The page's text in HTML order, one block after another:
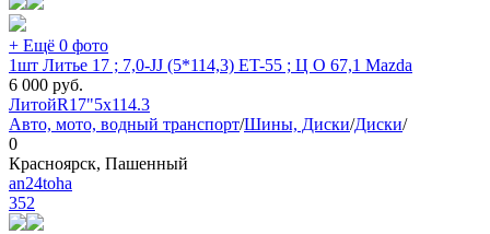
+ Ещё 0 фото
1шт Литье 17 ; 7,0-JJ (5*114,3) ET-55 ; Ц О 67,1 Mazda
6 000 руб.
ЛитойR17"5x114.3
Авто, мото, водный транспорт/Шины, Диски/Диски/
0
Красноярск, Пашенный
an24toha
352